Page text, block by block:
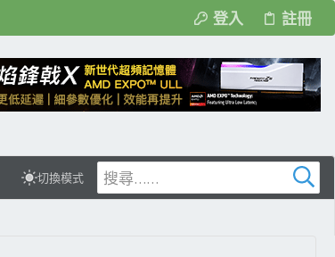
登入 註冊
切換模式